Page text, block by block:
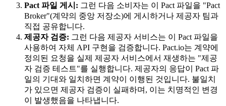
Pact 파일 게시: 그런 다음 소비자는 이 Pact 파일을 "Pact
Broker"(계약의 중앙 저장소)에 게시하거나 제공자 팀과
직접 공유합니다.
제공자 검증: 그런 다음 제공자 서비스는 이 Pact 파일을
사용하여 자체 API 구현을 검증합니다. Pact.io는 계약에
정의된 요청을 실제 제공자 서비스에서 재생하는 "제공
자 검증 테스트"를 실행합니다. 제공자의 응답이 Pact 파
일의 기대와 일치하면 계약이 이행된 것입니다. 불일치
가 있으면 제공자 검증이 실패하며, 이는 치명적인 변경
이 발생했음을 나타냅니다.